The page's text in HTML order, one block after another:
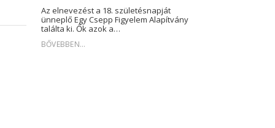
Az elnevezést a 18. születésnapját
ünneplő Egy Csepp Figyelem Alapítvány
találta ki. Ők azok a…
BŐVEBBEN...